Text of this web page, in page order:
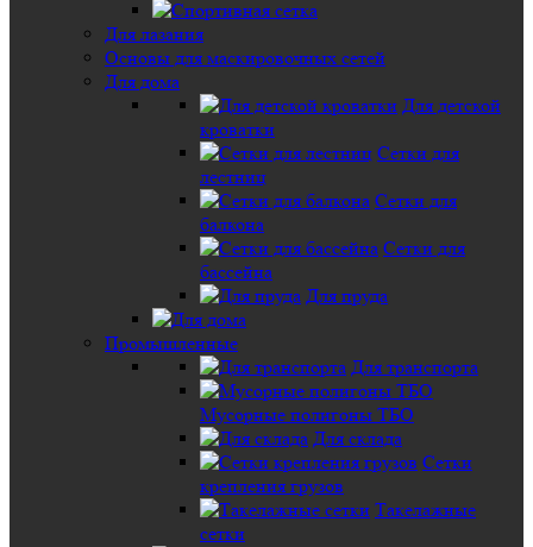
Для лазания
Основы для маскировочных сетей
Для дома
Для детской
кроватки
Сетки для
лестниц
Сетки для
балкона
Сетки для
бассейна
Для пруда
Промышленные
Для транспорта
Мусорные полигоны ТБО
Для склада
Сетки
крепления грузов
Такелажные
сетки